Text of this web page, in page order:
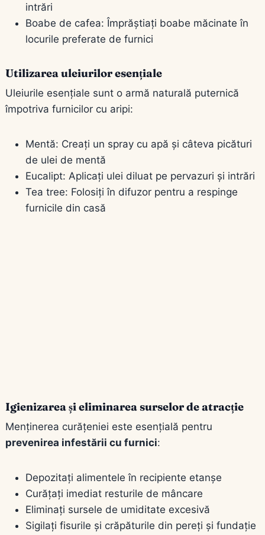
intrări
Boabe de cafea: Împrăștiați boabe măcinate în
locurile preferate de furnici
Utilizarea uleiurilor esențiale
Uleiurile esențiale sunt o armă naturală puternică
împotriva furnicilor cu aripi:
Mentă: Creați un spray cu apă și câteva picături
de ulei de mentă
Eucalipt: Aplicați ulei diluat pe pervazuri și intrări
Tea tree: Folosiți în difuzor pentru a respinge
furnicile din casă
Igienizarea și eliminarea surselor de atracție
Menținerea curățeniei este esențială pentru
prevenirea infestării cu furnici:
Depozitați alimentele în recipiente etanșe
Curățați imediat resturile de mâncare
Eliminați sursele de umiditate excesivă
Sigilați fisurile și crăpăturile din pereți și fundație